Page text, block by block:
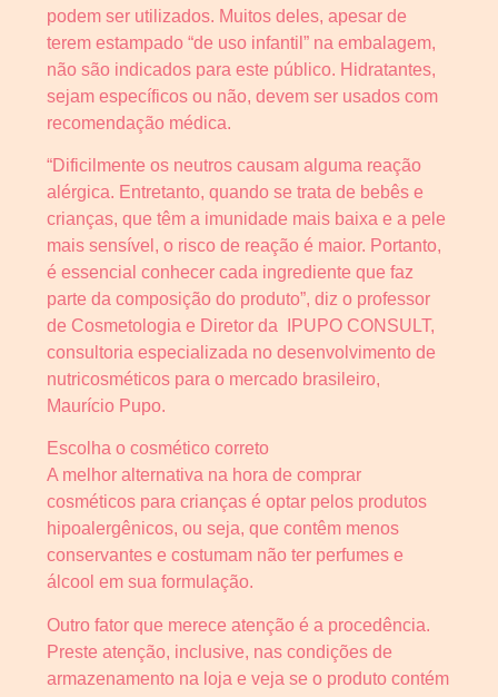
podem ser utilizados. Muitos deles, apesar de
terem estampado “de uso infantil” na embalagem,
não são indicados para este público. Hidratantes,
sejam específicos ou não, devem ser usados com
recomendação médica.
“Dificilmente os neutros causam alguma reação
alérgica. Entretanto, quando se trata de bebês e
crianças, que têm a imunidade mais baixa e a pele
mais sensível, o risco de reação é maior. Portanto,
é essencial conhecer cada ingrediente que faz
parte da composição do produto”, diz o professor
de Cosmetologia e Diretor da IPUPO CONSULT,
consultoria especializada no desenvolvimento de
nutricosméticos para o mercado brasileiro,
Maurício Pupo.
Escolha o cosmético correto
A melhor alternativa na hora de comprar
cosméticos para crianças é optar pelos produtos
hipoalergênicos, ou seja, que contêm menos
conservantes e costumam não ter perfumes e
álcool em sua formulação.
Outro fator que merece atenção é a procedência.
Preste atenção, inclusive, nas condições de
armazenamento na loja e veja se o produto contém